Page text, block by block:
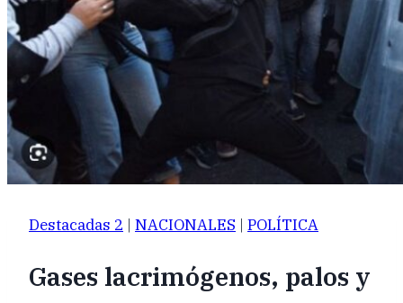
Destacadas 2 | NACIONALES | POLÍTICA
Gases lacrimógenos, palos y